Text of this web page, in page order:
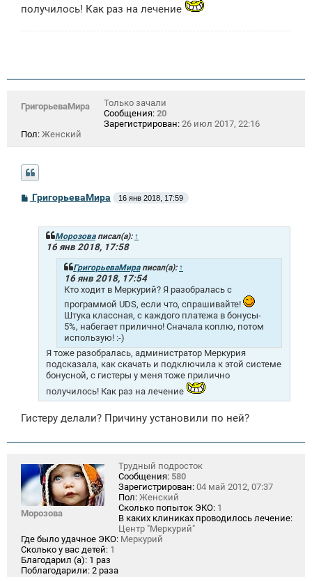
получилось! Как раз на лечение
ГригорьеваМира
Только зачали
Сообщения: 20
Зарегистрирован: 26 июл 2017, 22:16
Пол: Женский
СГригорьеваМира 16 янв 2018, 17:59
Морозоваписал(а): ↑
16 янв 2018, 17:58
ГригорьеваМираписал(а): ↑
16 янв 2018, 17:54
Кто ходит в Меркурий? Я разобралась с
программой UDS, если что, спрашивайте!
Штука классная, с каждого платежа в бонусы-
5%, набегает прилично! Сначала коплю, потом
использую! :-)
Я тоже разобралась, администратор Меркурия
подсказала, как скачать и подключила к этой системе
бонусной, с гистеры у меня тоже прилично
получилось! Как раз на лечение
Гистеру делали? Причину установили по ней?
Морозова
Трудный подросток
Сообщения: 580
Зарегистрирован: 04 май 2012, 07:37
Пол: Женский
Сколько попыток ЭКО: 1
В каких клиниках проводилось лечение:
Центр "Меркурий"
Где было удачное ЭКО: Меркурий
Сколько у вас детей: 1
Благодарил (а): 1 раз
Поблагодарили: 2 раза